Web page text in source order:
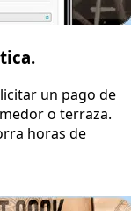
un pago de
o terraza.
horas de